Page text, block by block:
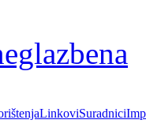
LinkoviSuradnici